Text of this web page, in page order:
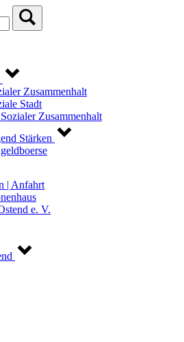
Zusammenhalt
Stadt
Zusammenhalt
Stärken
| Anfahrt
e. V.